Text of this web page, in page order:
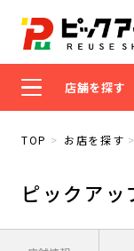
店舗を探す
TOP お店を探す
ピックア